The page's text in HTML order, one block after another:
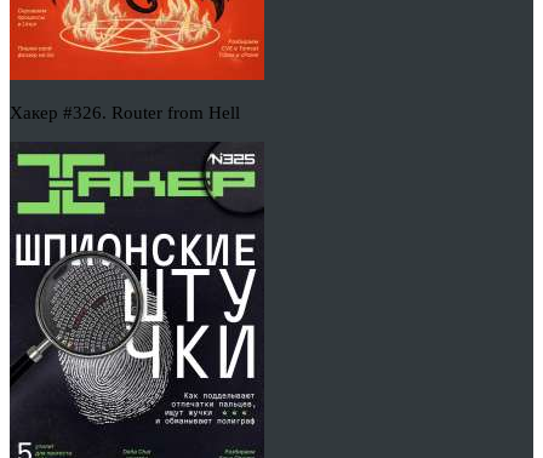
Хакер #326. Router from Hell